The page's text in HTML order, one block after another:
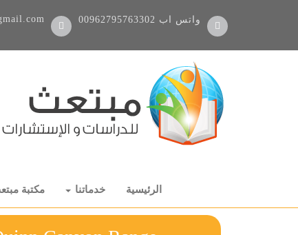
00962795763302 واتس اب
الرئيسية خدماتنا مكتبة